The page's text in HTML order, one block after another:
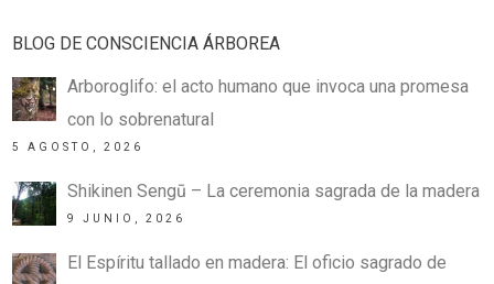
BLOG DE CONSCIENCIA ÁRBOREA
Arboroglifo: el acto humano que invoca una promesa
con lo sobrenatural
5 AGOSTO, 2026
Shikinen Sengū – La ceremonia sagrada de la madera
9 JUNIO, 2026
El Espíritu tallado en madera: El oficio sagrado de